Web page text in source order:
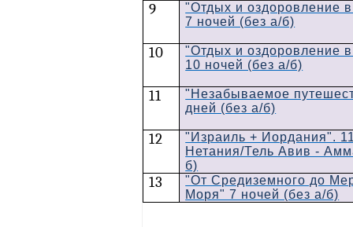
9
"Отдых и оздоровление
7 ночей (без а/б)
10
"Отдых и оздоровление
10 ночей (без а/б)
11
"Незабываемое
дней (без а/б)
12
"Израиль + Иордания".
Нетания/Тель Авив -
б)
13
"От Средиземного до
Моря" 7 ночей (без а/б)